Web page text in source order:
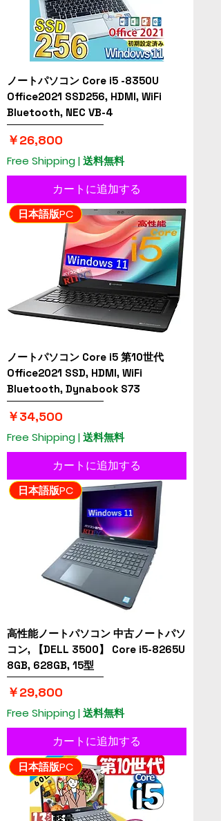
ノートパソコン Core i5 -8350U
Office2021 SSD256, HDMI, WiFi
Bluetooth, NEC VB-4
価格
￥26,800
Free Shipping | 送料無料
カートに追加する
日本語版PC
ノートパソコン Core i5 第10世代
Office2021 SSD, HDMI, WiFi
Bluetooth, Dynabook S73
価格
￥34,500
Free Shipping | 送料無料
カートに追加する
日本語版PC
高性能ノートパソコン 中古ノートパソ
コン, 【DELL 3500】 Core i5-8265U
8GB, 628GB, 15型
価格
￥29,800
Free Shipping | 送料無料
カートに追加する
日本語版PC